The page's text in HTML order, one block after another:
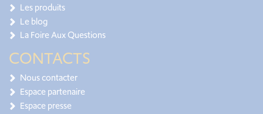
Les produits
Le blog
La Foire Aux Questions
CONTACTS
Nous contacter
Espace partenaire
Espace presse